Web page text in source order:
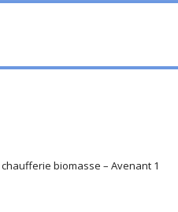
chaufferie biomasse – Avenant 1